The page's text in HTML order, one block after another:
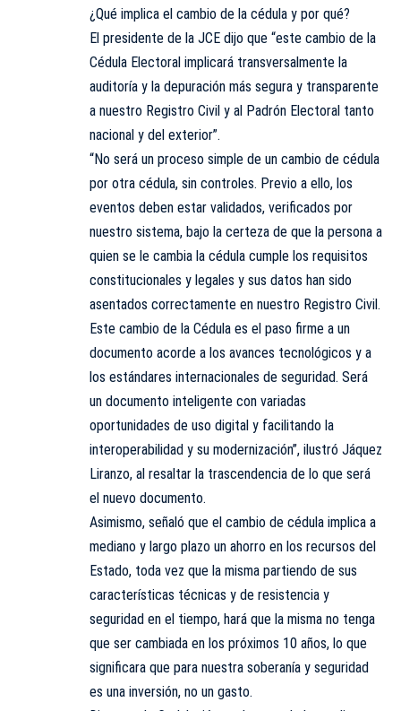
¿Qué implica el cambio de la cédula y por qué?
El presidente de la JCE dijo que “este cambio de la
Cédula Electoral implicará transversalmente la
auditoría y la depuración más segura y transparente
a nuestro Registro Civil y al Padrón Electoral tanto
nacional y del exterior”.
“No será un proceso simple de un cambio de cédula
por otra cédula, sin controles. Previo a ello, los
eventos deben estar validados, verificados por
nuestro sistema, bajo la certeza de que la persona a
quien se le cambia la cédula cumple los requisitos
constitucionales y legales y sus datos han sido
asentados correctamente en nuestro Registro Civil.
Este cambio de la Cédula es el paso firme a un
documento acorde a los avances tecnológicos y a
los estándares internacionales de seguridad. Será
un documento inteligente con variadas
oportunidades de uso digital y facilitando la
interoperabilidad y su modernización”, ilustró Jáquez
Liranzo, al resaltar la trascendencia de lo que será
el nuevo documento.
Asimismo, señaló que el cambio de cédula implica a
mediano y largo plazo un ahorro en los recursos del
Estado, toda vez que la misma partiendo de sus
características técnicas y de resistencia y
seguridad en el tiempo, hará que la misma no tenga
que ser cambiada en los próximos 10 años, lo que
significara que para nuestra soberanía y seguridad
es una inversión, no un gasto.